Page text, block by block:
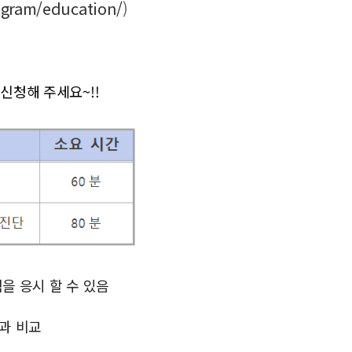
education/)
청해 주세요~!!
응시 할 수 있음
비교